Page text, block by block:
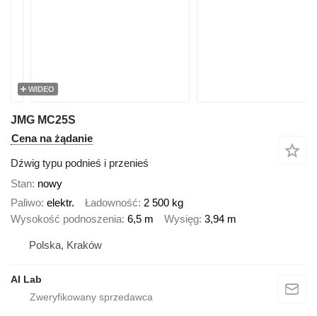
WIDEO
JMG MC25S
Cena na żądanie
Dźwig typu podnieś i przenieś
Stan nowy
Paliwo elektr. Ładowność 2 500 kg
Wysokość podnoszenia 6,5 m Wysięg 3,94 m
Polska, Kraków
AI Lab